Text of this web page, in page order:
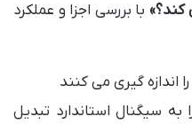
کند؟» با بررسی اجزا و عملکرد
اندازه گیری می کنند
سیگنال استاندارد تبدیل